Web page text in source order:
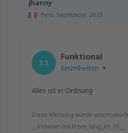
Jhanny
Peru, September 2023
3.3
Funktional
Einzelheiten
Alles ist in Ordnung
Diese Meinung wurde
__{reviews-list.From_lang_es_cl}__.